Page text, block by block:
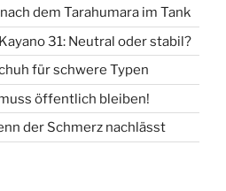
dem Tarahumara im Tank
31: Neutral oder stabil?
für schwere Typen
öffentlich bleiben!
der Schmerz nachlässt